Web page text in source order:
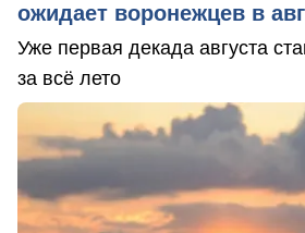
ожидает воронежцев в
Уже первая декада августа
за всё лето